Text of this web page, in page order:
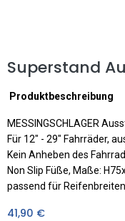
Superstand
Produktbeschreibung
MESSINGSCHLAGER
Für 12" - 29" Fahrräder,
Kein Anheben des
Non Slip Füße, Maße:
passend für
41,90 €